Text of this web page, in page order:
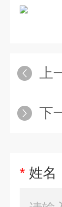
上
下
* 姓名